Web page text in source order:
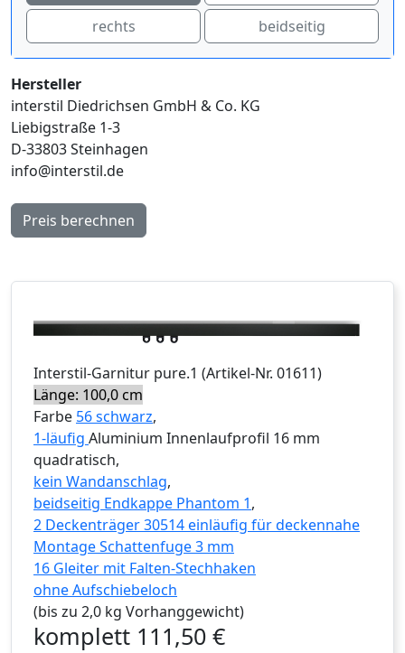
rechts
beidseitig
Hersteller
interstil Diedrichsen GmbH & Co. KG
Liebigstraße 1-3
D-33803 Steinhagen
info@interstil.de
Preis berechnen
Interstil-Garnitur pure.1 (Artikel-Nr. 01611)
Länge: 100,0 cm
Farbe 56 schwarz,
1-läufig Aluminium Innenlaufprofil 16 mm
quadratisch,
kein Wandanschlag,
beidseitig Endkappe Phantom 1,
2 Deckenträger 30514 einläufig für deckennahe
Montage Schattenfuge 3 mm
16 Gleiter mit Falten-Stechhaken
ohne Aufschiebeloch
(bis zu 2,0 kg Vorhanggewicht)
komplett 111,50 €